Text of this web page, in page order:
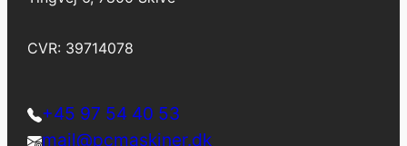
CVR: 39714078
+45 97 54 40 53
mail@pcmaskiner.dk